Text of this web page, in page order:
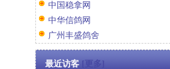
中国稳拿网
中华信鸽网
广州丰盛鸽舍
最近访客 [更多]